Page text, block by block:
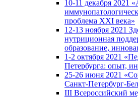
10-11 декабря 2021
проблема XXI века»
12-13 ноября 2021
нутриционная
образование,
1-2 октября 2021
Петербурга: опыт,
25-26 июня 2021
Санкт-Петербург-
III Всероссийский